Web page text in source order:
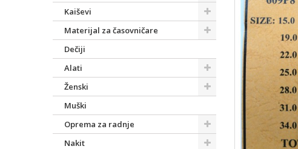
Kaiševi
Materijal za časovničare
Dečiji
Alati
Ženski
Muški
Oprema za radnje
Nakit